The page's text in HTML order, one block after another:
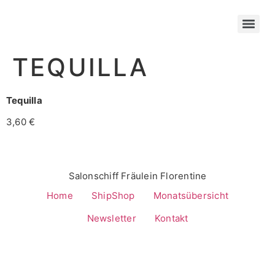
TEQUILLA
Tequilla
3,60 €
Salonschiff Fräulein Florentine
Home
ShipShop
Monatsübersicht
Newsletter
Kontakt